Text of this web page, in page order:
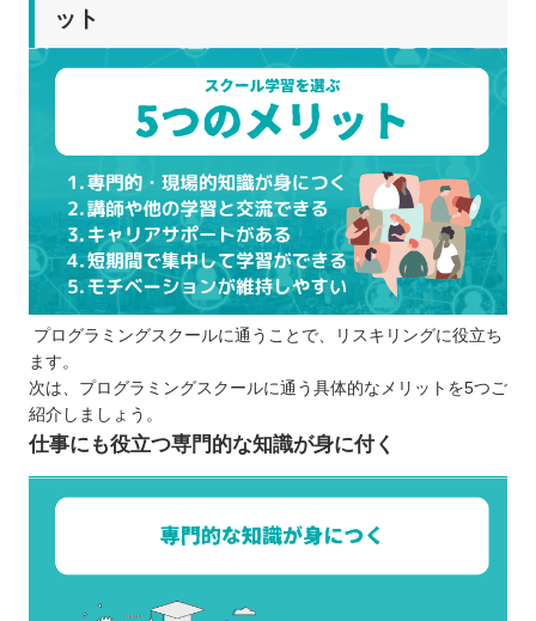
ット
プログラミングスクールに通うことで、リスキリングに役立ち
ます。
次は、プログラミングスクールに通う具体的なメリットを5つご
紹介しましょう。
仕事にも役立つ専門的な知識が身に付く